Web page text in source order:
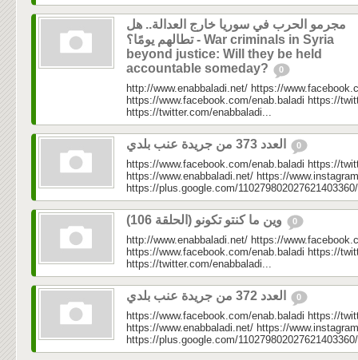
مجرمو الحرب في سوريا خارج العدالة.. هل
تطالهم يومًا؟ - War criminals in Syria
beyond justice: Will they be held
accountable someday?
0
http://www.enabbaladi.net/ https://
https://www.facebook.com/enab.baladi https://
https://twitter.com/enabbaladi...
0
https://www.facebook.com/enab.baladi https://
https://www.enabbaladi.net/ https://
https://plus.google.com/
0
http://www.enabbaladi.net/ https://
https://www.facebook.com/enab.baladi https://
https://twitter.com/enabbaladi...
0
https://www.facebook.com/enab.baladi https://
https://www.enabbaladi.net/ https://
https://plus.google.com/